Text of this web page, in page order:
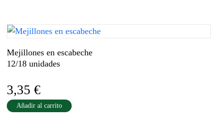
Mejillones en escabeche
12/18 unidades
3,35 €
Añadir al carrito